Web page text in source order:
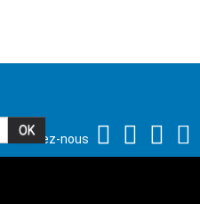
Suivez-nous